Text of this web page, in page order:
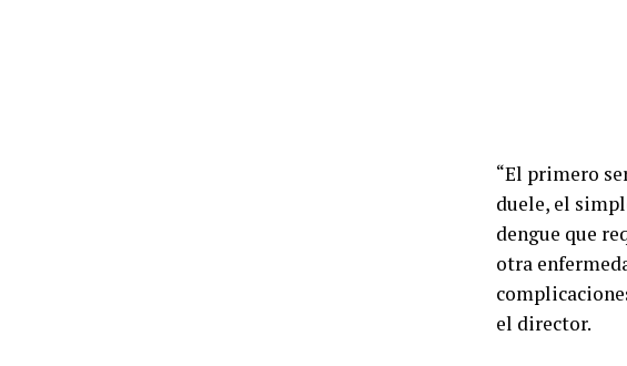
“El primero
duele, el
dengue que
otra
el director.